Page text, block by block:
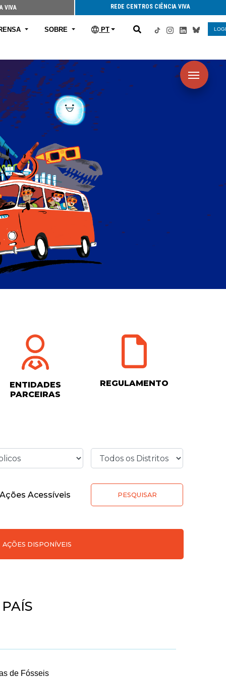
VIVA REDE CENTROS CIÊNCIA VIVA
SOBRE PT
ENTIDADES
PARCEIRAS
REGULAMENTO
Acessíveis PESQUISAR
AÇÕES DISPONÍVEIS
de Fósseis